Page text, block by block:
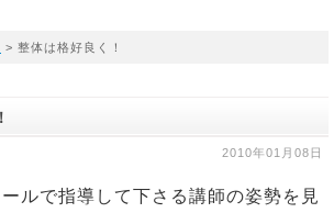
> 整体は格好良く！
2010年01月08日
ルで指導して下さる講師の姿勢を見